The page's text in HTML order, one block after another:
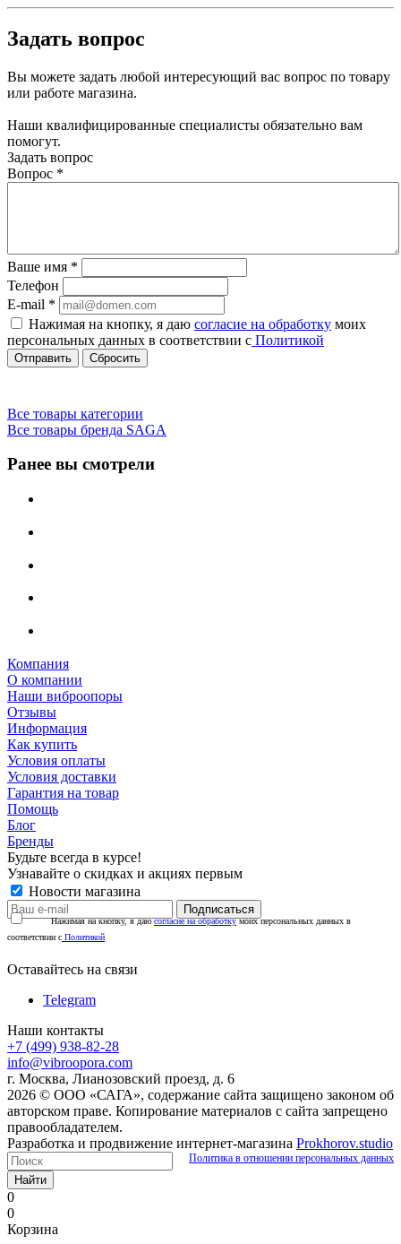
Задать вопрос
Вы можете задать любой интересующий вас вопрос по товару
или работе магазина.
Наши квалифицированные специалисты обязательно вам
помогут.
Задать вопрос
Вопрос *
Ваше имя *
Телефон
E-mail *
Нажимая на кнопку, я даю согласие на обработку моих
персональных данных в соответствии с Политикой
Сбросить
Все товары категории
Все товары бренда SAGA
Ранее вы смотрели
Компания
О компании
Наши виброопоры
Отзывы
Информация
Как купить
Условия оплаты
Условия доставки
Гарантия на товар
Помощь
Блог
Бренды
Будьте всегда в курсе!
Узнавайте о скидках и акциях первым
Новости магазина
Нажимая на кнопку, я даюсогласие на обработкумоих персональных данных в
соответствии с Политикой
Оставайтесь на связи
Telegram
Наши контакты
+7 (499) 938-82-28
info@vibroopora.com
г. Москва, Лианозовский проезд, д. 6
2026 © ООО «САГА», содержание сайта защищено законом об
авторском праве. Копирование материалов с сайта запрещено
правообладателем.
Разработка и продвижение интернет-магазина Prokhorov.studio
Политика в отношении персональных данных
Найти
0
0
Корзина